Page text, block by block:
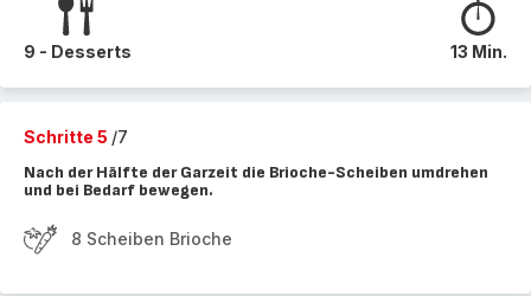
9 - Desserts 13 Min.
Schritte 5 /7
Nach der Hälfte der Garzeit die Brioche-Scheiben umdrehen
und bei Bedarf bewegen.
8 Scheiben Brioche